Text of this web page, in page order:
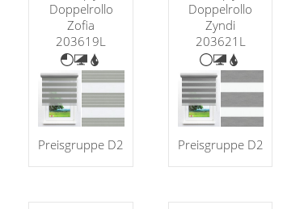
Doppelrollo
Zofia
203619L
Preisgruppe D2
Doppelrollo
Zyndi
203621L
Preisgruppe D2